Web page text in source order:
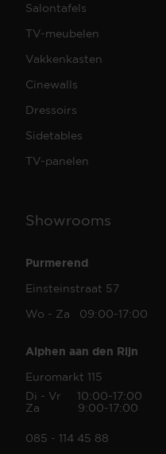
Salontafels
TV-meubelen
Vakkenkasten
Cinewalls
Dressoirs
Sidetables
TV-panelen
Showrooms
Purmerend
Einsteinstraat 57
Wo - Za 09:00-17:00
Alphen aan den Rijn
Euromarkt 115
Di - Vr 10:00-17:00
Za 9:00-17:00
085 - 114 45 88